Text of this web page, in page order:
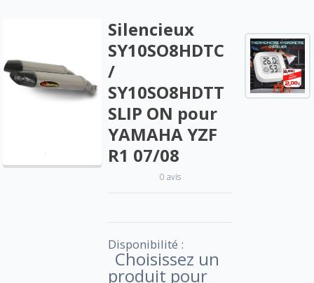
Silencieux
SY10SO8HDTC
/
SY10SO8HDTT
SLIP ON pour
YAMAHA YZF
R1 07/08
0 avis
Disponibilité :
Choisissez un
produit pour